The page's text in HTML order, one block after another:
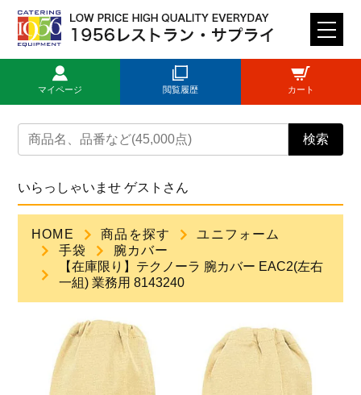
M
E
U
検索
マイページ 閲覧履歴 カート
トップページ
新規登録
商品一覧
見積依頼
いらっしゃいませ ゲストさん
HOME 商品を探す
ユニフォーム
手袋
腕カバー
【在庫限り】テクノーラ 腕カバー EAC2(左右
一組) 業務用 8143240